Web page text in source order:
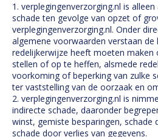
1. verplegingenverzorging.nl is
schade ten gevolge van opzet of
verplegingenverzorging.nl. Onder
algemene voorwaarden verstaan
redelijkerwijze heeft moeten maken
stellen of op te heffen, alsmede
voorkoming of beperking van zulke
ter vaststelling van de oorzaak en
2. verplegingenverzorging.nl is
indirecte schade, daaronder
winst, gemiste besparingen, schade
schade door verlies van gegevens.